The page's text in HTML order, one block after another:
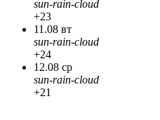
sun-rain-cloud
+23
11.08 вт
sun-rain-cloud
+24
12.08 ср
sun-rain-cloud
+21